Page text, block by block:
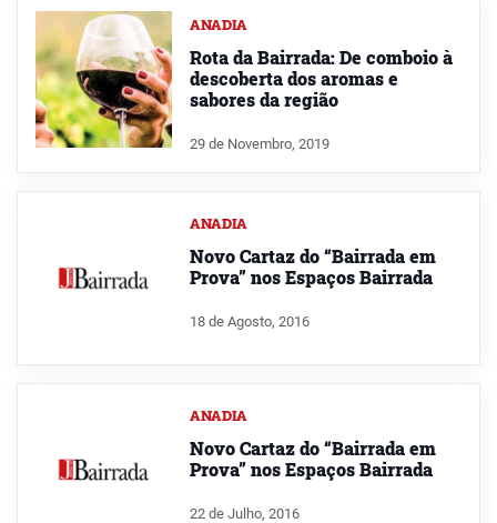
ANADIA
Rota da Bairrada: De comboio à
descoberta dos aromas e
sabores da região
29 de Novembro, 2019
ANADIA
Novo Cartaz do “Bairrada em
Prova” nos Espaços Bairrada
18 de Agosto, 2016
ANADIA
Novo Cartaz do “Bairrada em
Prova” nos Espaços Bairrada
22 de Julho, 2016